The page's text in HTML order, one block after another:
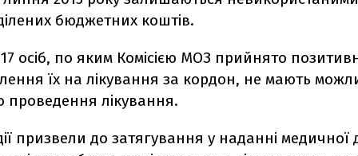
бюджетних коштів.
17 осіб, по яким Комісією МОЗ прийнято
їх на лікування за кордон, не мають
проведення лікування.
призвели до затягування у наданні